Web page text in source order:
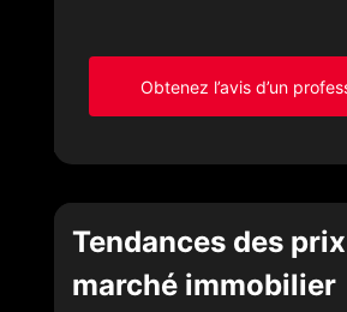
Obtenez l’avis d’un
Tendances des
marché immobilier